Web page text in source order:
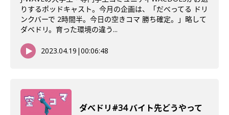
りするポッドキャスト。今月の企画は、「だべってる ドリ
ンクバーで 2時間半。今日の空きコマ 勝ち確定。」略して
ダベドリ。育った環境の違う...
2023.04.19 |00:06:48
ダべドリ#34 バイト先どうやって